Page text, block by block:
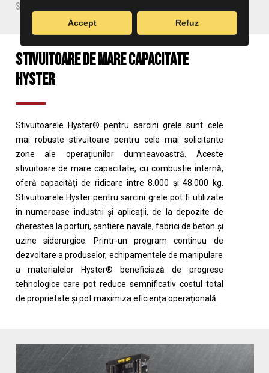
Accept Refuz
Stivuitoare de mare capacitate
Stivuitoare de mare capacitate
HYSTER
Stivuitoarele Hyster® pentru sarcini grele sunt cele
mai robuste stivuitoare pentru cele mai solicitante
zone ale operațiunilor dumneavoastră. Aceste
stivuitoare de mare capacitate, cu combustie internă,
oferă capacități de ridicare între 8.000 și 48.000 kg.
Stivuitoarele Hyster pentru sarcini grele pot fi utilizate
în numeroase industrii și aplicații, de la depozite de
cherestea la porturi, șantiere navale, fabrici de beton și
uzine siderurgice. Printr-un program continuu de
dezvoltare a produselor, echipamentele de manipulare
a materialelor Hyster® beneficiază de progrese
tehnologice care pot reduce semnificativ costul total
de proprietate și pot maximiza eficiența operațională.